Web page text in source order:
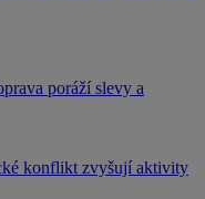
poráží slevy a
konflikt zvyšují aktivity